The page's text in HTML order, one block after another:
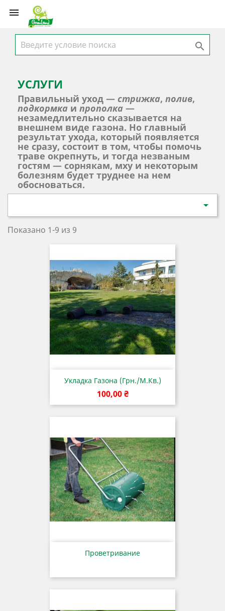


УСЛУГИ
Правильный уход — стрижка, полив,
подкормка и прополка —
незамедлительно сказывается на
внешнем виде газона. Но главный
результат ухода, который появляется
не сразу, состоит в том, чтобы помочь
траве окрепнуть, и тогда незваным
гостям — сорнякам, мху и некоторым
болезням будет труднее на нем
обосноваться.

Показано 1-9 из 9
Укладка Газона (грн./м.кв.)
Цена
100,00 ₴
Проветривание